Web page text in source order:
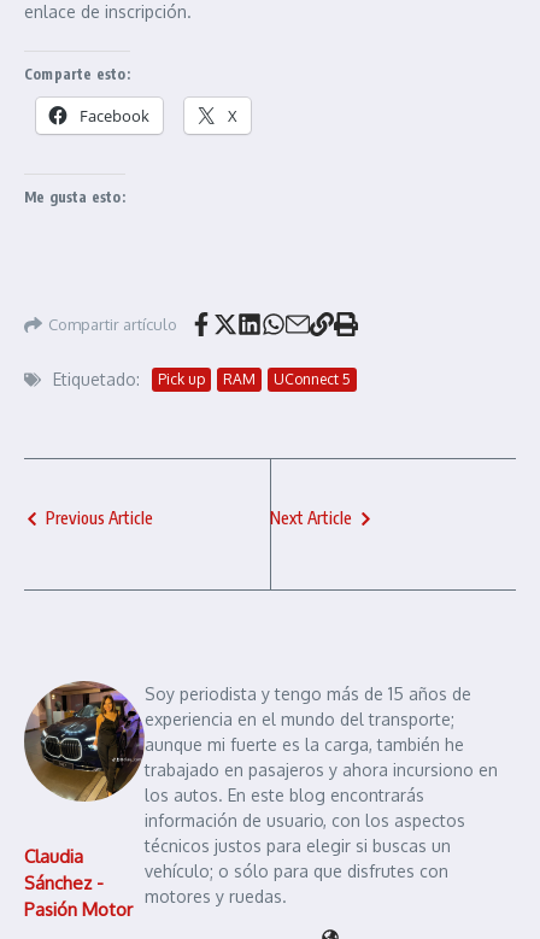
enlace de inscripción.
Comparte esto:
Facebook X
Me gusta esto:
Compartir artículo
Etiquetado: Pick up RAM UConnect 5
Previous Article Next Article
Claudia
Sánchez -
Pasión Motor
Soy periodista y tengo más de 15 años de
experiencia en el mundo del transporte;
aunque mi fuerte es la carga, también he
trabajado en pasajeros y ahora incursiono en
los autos. En este blog encontrarás
información de usuario, con los aspectos
técnicos justos para elegir si buscas un
vehículo; o sólo para que disfrutes con
motores y ruedas.